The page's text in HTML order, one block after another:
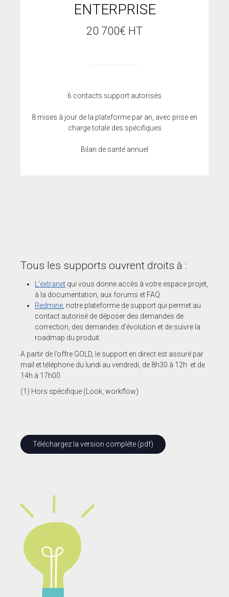
ENTERPRISE
20 700€ HT
6 contacts support autorisés
8 mises à jour de la plateforme par an, avec prise en
charge totale des spécifiques
Bilan de santé annuel
Tous les supports ouvrent droits à :
L’extranet qui vous donne accès à votre espace projet,
à la documentation, aux forums et FAQ
Redmine , notre plateforme de support qui permet au
contact autorisé de déposer des demandes de
correction, des demandes d’évolution et de suivre la
roadmap du produit.
A partir de l’offre GOLD, le support en direct est assuré par
mail et téléphone du lundi au vendredi, de 8h30 à 12h et de
14h à 17h00
(1) Hors spécifique (Look, workflow)
Téléchargez la version complète (pdf)